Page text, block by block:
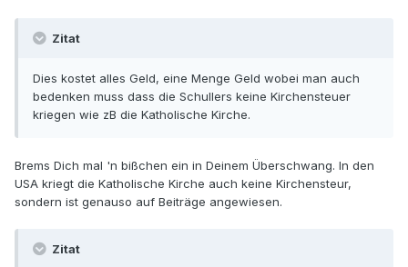
Zitat
Dies kostet alles Geld, eine Menge Geld wobei man auch
bedenken muss dass die Schullers keine Kirchensteuer
kriegen wie zB die Katholische Kirche.
Brems Dich mal 'n bißchen ein in Deinem Überschwang. In den
USA kriegt die Katholische Kirche auch keine Kirchensteur,
sondern ist genauso auf Beiträge angewiesen.
Zitat